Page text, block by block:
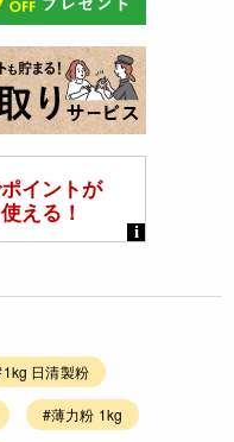
日清製粉
#薄力粉 1kg